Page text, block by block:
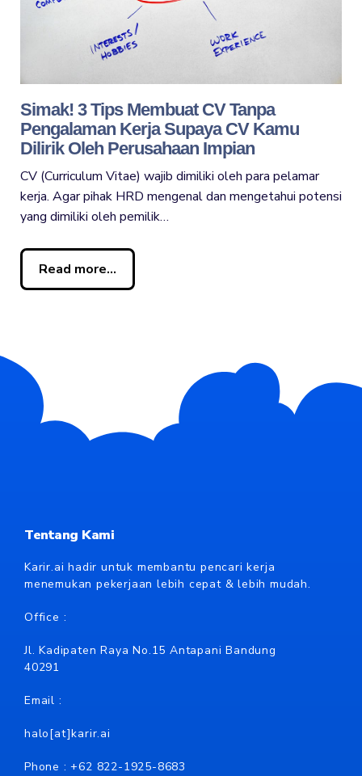
Simak! 3 Tips Membuat CV Tanpa
Pengalaman Kerja Supaya CV Kamu
Dilirik Oleh Perusahaan Impian
CV (Curriculum Vitae) wajib dimiliki oleh para pelamar
kerja. Agar pihak HRD mengenal dan mengetahui potensi
yang dimiliki oleh pemilik…
Read more...
Tentang Kami
Karir.ai hadir untuk membantu pencari kerja
menemukan pekerjaan lebih cepat & lebih mudah.
Office :
Jl. Kadipaten Raya No.15 Antapani Bandung
40291
Email :
halo[at]karir.ai
Phone : +62 822-1925-8683